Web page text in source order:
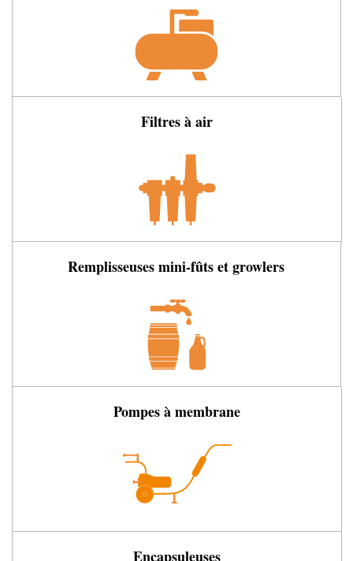
Filtres à air
Remplisseuses mini-fûts et growlers
Pompes à membrane
Encapsuleuses